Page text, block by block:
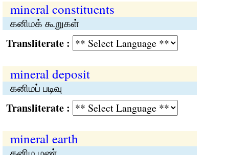
mineral constituents
கனிமக் கூறுகள்
:
mineral deposit
கனிமப் படிவு
:
mineral earth